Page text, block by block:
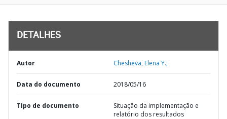
DETALHES
Autor Chesheva, Elena Y.;
Data do documento 2018/05/16
TIpo de documento
Situação da implementação e
relatório dos resultados